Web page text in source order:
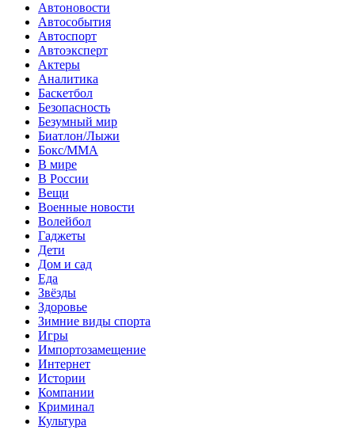
Автоновости
Автособытия
Автоспорт
Автоэксперт
Актеры
Аналитика
Баскетбол
Безопасность
Безумный мир
Биатлон/Лыжи
Бокс/MMA
В мире
В России
Вещи
Военные новости
Волейбол
Гаджеты
Дети
Дом и сад
Еда
Звёзды
Здоровье
Зимние виды спорта
Игры
Импортозамещение
Интернет
Истории
Компании
Криминал
Культура